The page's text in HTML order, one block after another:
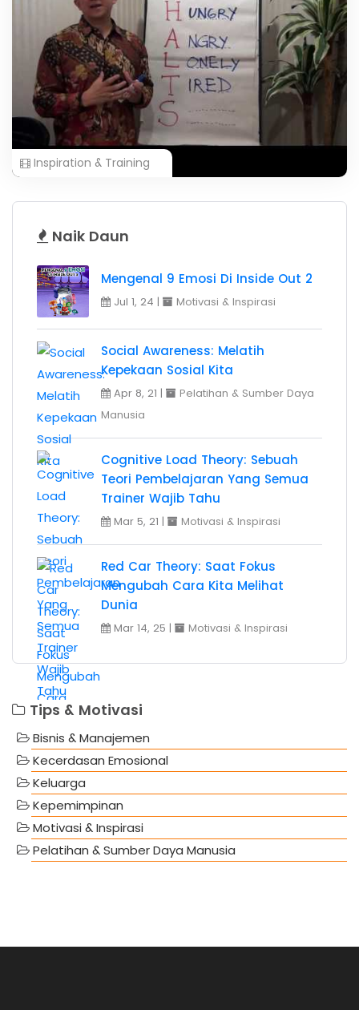
Inspiration & Training
Naik Daun
Mengenal 9 Emosi Di Inside Out 2
Jul 1, 24 | Motivasi & Inspirasi
Social Awareness: Melatih
Kepekaan Sosial Kita
Apr 8, 21 |
Pelatihan & Sumber Daya
Manusia
Cognitive Load Theory: Sebuah
Teori Pembelajaran Yang Semua
Trainer Wajib Tahu
Mar 5, 21 | Motivasi & Inspirasi
Red Car Theory: Saat Fokus
Mengubah Cara Kita Melihat
Dunia
Mar 14, 25 | Motivasi & Inspirasi
Tips & Motivasi
Bisnis & Manajemen
Kecerdasan Emosional
Keluarga
Kepemimpinan
Motivasi & Inspirasi
Pelatihan & Sumber Daya Manusia